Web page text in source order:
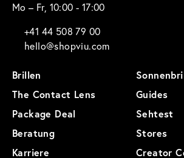
Mo – Fr, 10:00 - 17:00
+41 44 508 79 00
hello@shopviu.com
Brillen
The Contact Lens
Guides
Package Deal
Sehtest
Beratung
Stores
Karriere
Creator